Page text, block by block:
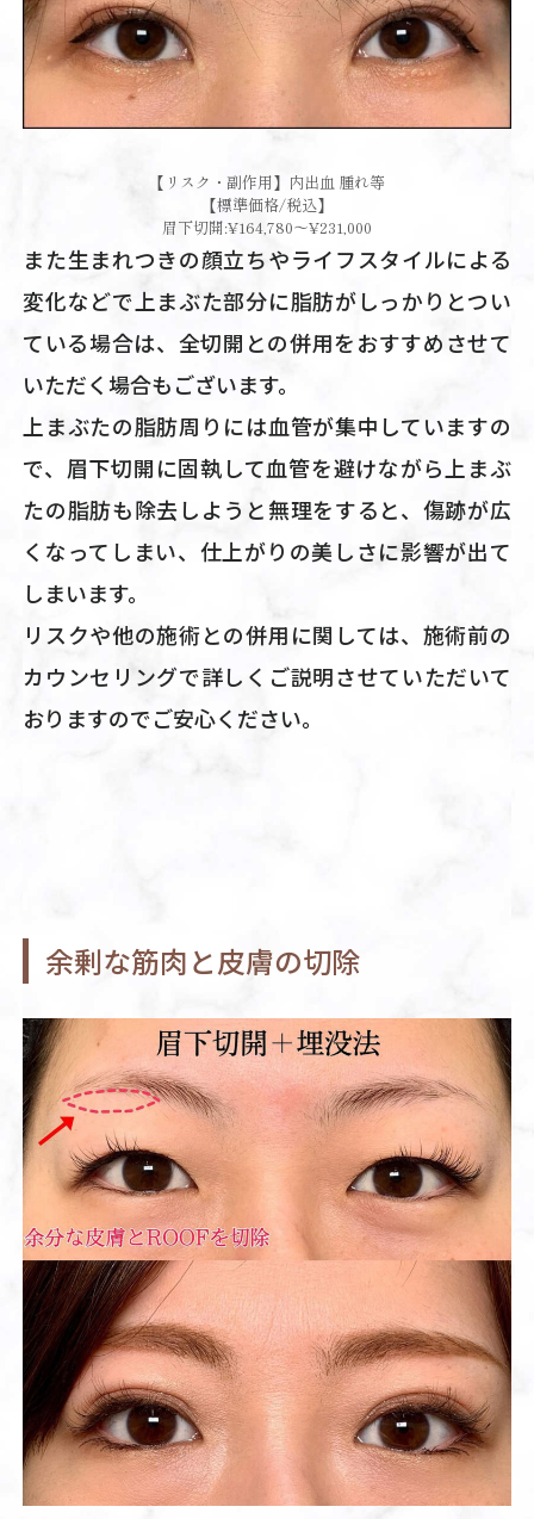
【リスク・副作用】内出血 腫れ等
【標準価格/税込】
眉下切開:¥164,780～¥231,000
また生まれつきの顔立ちやライフスタイルによる
変化などで上まぶた部分に脂肪がしっかりとつい
ている場合は、全切開との併用をおすすめさせて
いただく場合もございます。
上まぶたの脂肪周りには血管が集中していますの
で、眉下切開に固執して血管を避けながら上まぶ
たの脂肪も除去しようと無理をすると、傷跡が広
くなってしまい、仕上がりの美しさに影響が出て
しまいます。
リスクや他の施術との併用に関しては、施術前の
カウンセリングで詳しくご説明させていただいて
おりますのでご安心ください。
余剰な筋肉と皮膚の切除